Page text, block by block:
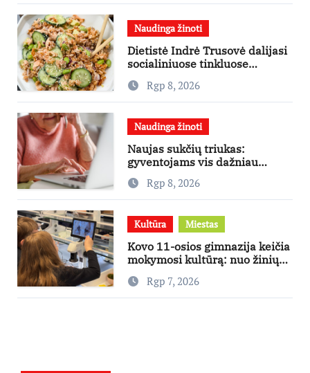
Naudinga žinoti
Dietistė Indrė Trusovė dalijasi
socialiniuose tinkluose
išpopuliarėjusiu lašišos salotų
receptuRgp 8, 2026
Naudinga žinoti
Naujas sukčių triukas:
gyventojams vis dažniau
skambina per „Viber“
Rgp 8, 2026
Kultūra Miestas
Kovo 11-osios gimnazija keičia
mokymosi kultūrą: nuo žinių
kaupimo – prie jų supratimo ir
taikymo
Rgp 7, 2026